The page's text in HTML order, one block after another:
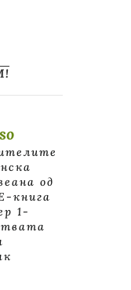
од
книга
1-